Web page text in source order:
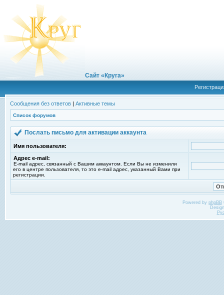
Сайт «Круга»
Сообщения без ответов | Активные темы
Список форумов
Послать письмо для активации аккаунта
Имя пользователя:
Адрес e-mail:
E-mail адрес, связанный с Вашим аккаунтом. Если Вы не изменили
его в центре пользователя, то это e-mail адрес, указанный Вами при
регистрации.
Powered by phpBB